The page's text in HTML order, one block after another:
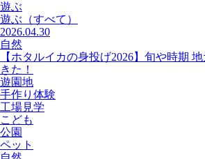
遊ぶ
遊ぶ （すべて）
2026.04.30
自然
【ホタルイカの身投げ2026】旬や時期
きた！
遊園地
手作り体験
工場見学
こども
公園
ペット